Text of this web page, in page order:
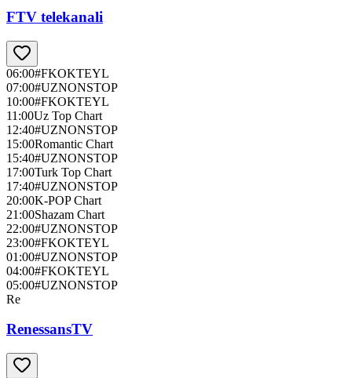
FTV telekanali
06:00#FKOKTEYL
07:00#UZNONSTOP
10:00#FKOKTEYL
11:00Uz Top Chart
12:40#UZNONSTOP
15:00Romantic Chart
15:40#UZNONSTOP
17:00Turk Top Chart
17:40#UZNONSTOP
20:00K-POP Chart
21:00Shazam Chart
22:00#UZNONSTOP
23:00#FKOKTEYL
01:00#UZNONSTOP
04:00#FKOKTEYL
05:00#UZNONSTOP
Re
RenessansTV